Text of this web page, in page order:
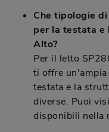
Che tipologie
per la testata
Alto?
Per il letto
ti offre
testata e la
diverse. Puoi
disponibili nella